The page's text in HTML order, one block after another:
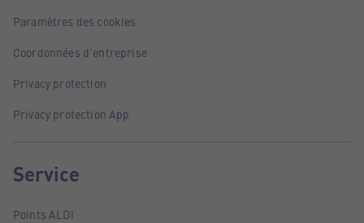
Paramètres des cookies
Coordonnées d'entreprise
Privacy protection
Privacy protection App
Service
Points ALDI